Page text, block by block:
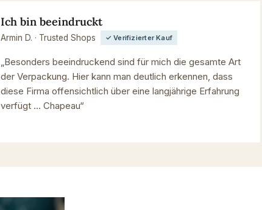
Ich bin beeindruckt
Armin D. · Trusted Shops ✓ Verifizierter Kauf
„Besonders beeindruckend sind für mich die gesamte Art
der Verpackung. Hier kann man deutlich erkennen, dass
diese Firma offensichtlich über eine langjährige Erfahrung
verfügt … Chapeau“